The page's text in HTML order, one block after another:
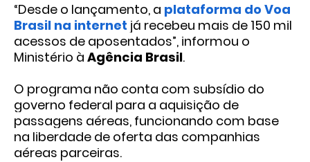
“Desde o lançamento, a plataforma do Voa
Brasil na internet já recebeu mais de 150 mil
acessos de aposentados”, informou o
Ministério à Agência Brasil.
O programa não conta com subsídio do
governo federal para a aquisição de
passagens aéreas, funcionando com base
na liberdade de oferta das companhias
aéreas parceiras.